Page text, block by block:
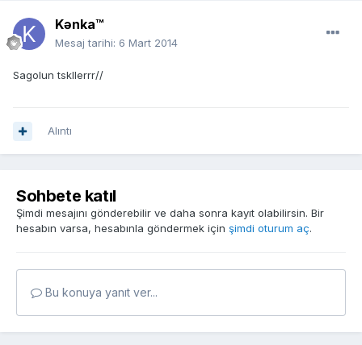
Kənka™
Mesaj tarihi: 6 Mart 2014
Sagolun tskllerrr//
Alıntı
Sohbete katıl
Şimdi mesajını gönderebilir ve daha sonra kayıt olabilirsin. Bir
hesabın varsa, hesabınla göndermek için şimdi oturum aç.
Bu konuya yanıt ver...